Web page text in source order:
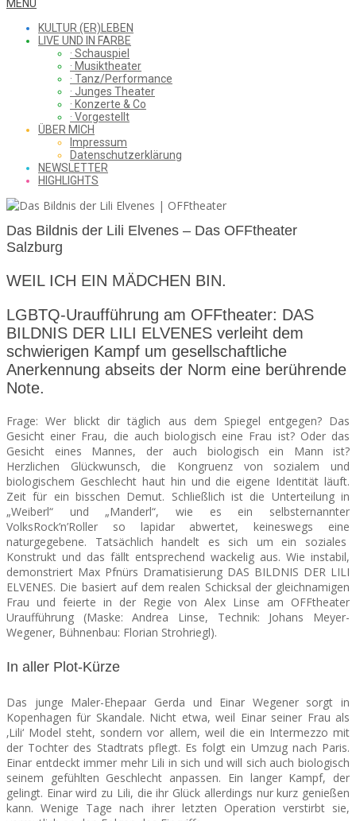
WHAT
SAW
FROM
THE
CHEAP
SEATS
Menu
MENU
KULTUR (ER)LEBEN
LIVE UND IN FARBE
· Schauspiel
· Musiktheater
· Tanz/Performance
· Junges Theater
· Konzerte & Co
· Vorgestellt
ÜBER MICH
Impressum
Datenschutzerklärung
NEWSLETTER
HIGHLIGHTS
Das Bildnis der Lili Elvenes – Das OFFtheater
Salzburg
WEIL ICH EIN MÄDCHEN BIN.
LGBTQ-Uraufführung am OFFtheater: DAS
BILDNIS DER LILI ELVENES verleiht dem
schwierigen Kampf um gesellschaftliche
Anerkennung abseits der Norm eine berührende
Note.
Frage: Wer blickt dir täglich aus dem Spiegel entgegen? Das
Gesicht einer Frau, die auch biologisch eine Frau ist? Oder das
Gesicht eines Mannes, der auch biologisch ein Mann ist?
Herzlichen Glückwunsch, die Kongruenz von sozialem und
biologischem Geschlecht haut hin und die eigene Identität läuft.
Zeit für ein bisschen Demut. Schließlich ist die Unterteilung in
„Weiberl“ und „Manderl“, wie es ein selbsternannter
VolksRock’n’Roller so lapidar abwertet, keineswegs eine
naturgegebene. Tatsächlich handelt es sich um ein soziales
Konstrukt und das fällt entsprechend wackelig aus. Wie instabil,
demonstriert Max Pfnürs Dramatisierung DAS BILDNIS DER LILI
ELVENES. Die basiert auf dem realen Schicksal der gleichnamigen
Frau und feierte in der Regie von Alex Linse am OFFtheater
Uraufführung (Maske: Andrea Linse, Technik: Johans Meyer-
Wegener, Bühnenbau: Florian Strohriegl).
In aller Plot-Kürze
Das junge Maler-Ehepaar Gerda und Einar Wegener sorgt in
Kopenhagen für Skandale. Nicht etwa, weil Einar seiner Frau als
‚Lili‘ Model steht, sondern vor allem, weil die ein Intermezzo mit
der Tochter des Stadtrats pflegt. Es folgt ein Umzug nach Paris.
Einar entdeckt immer mehr Lili in sich und will sich auch biologisch
seinem gefühlten Geschlecht anpassen. Ein langer Kampf, der
gelingt. Einar wird zu Lili, die ihr Glück allerdings nur kurz genießen
kann. Wenige Tage nach ihrer letzten Operation verstirbt sie,